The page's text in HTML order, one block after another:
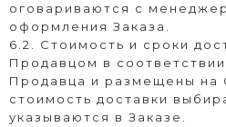
оговариваются с
оформления Заказа.
6.2. Стоимость и сроки
Продавцом в
Продавца и размещены на
стоимость доставки
указываются в Заказе.